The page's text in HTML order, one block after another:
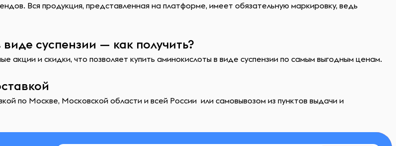
Вся продукция, представленная на платформе, имеет обязательную маркировку, ведь
суспензии — как получить?
акции и скидки, что позволяет купить аминокислоты в виде суспензии по самым выгодным ценам.
по Москве, Московской области и всей России или самовывозом из пунктов выдачи и